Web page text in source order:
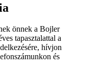
önnek a Bojler
tapasztalattal a
hívjon
és